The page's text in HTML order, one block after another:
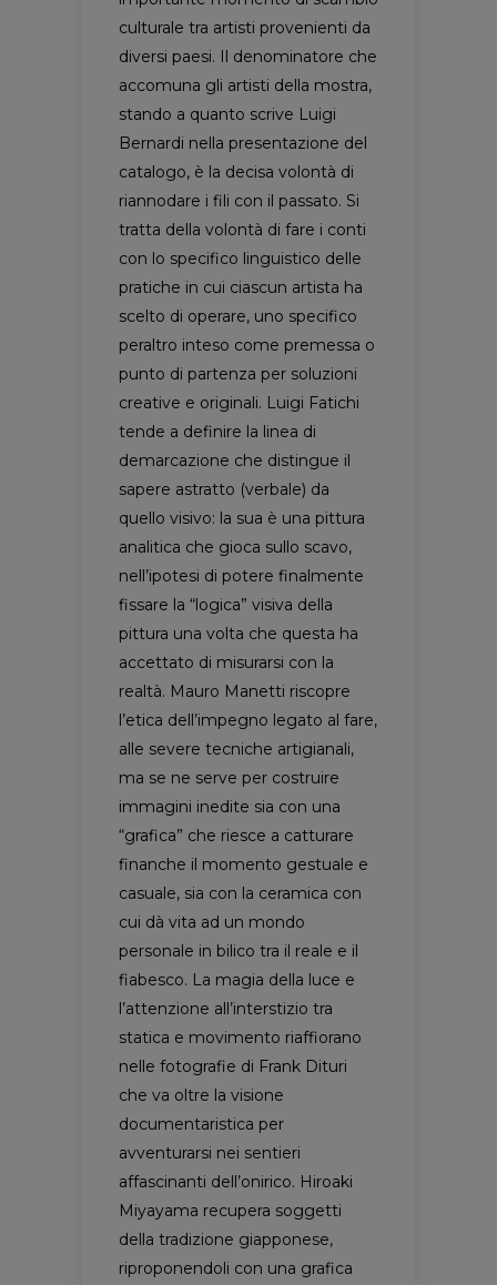
culturale tra artisti provenienti da
diversi paesi. Il denominatore che
accomuna gli artisti della mostra,
stando a quanto scrive Luigi
Bernardi nella presentazione del
catalogo, è la decisa volontà di
riannodare i fili con il passato. Si
tratta della volontà di fare i conti
con lo specifico linguistico delle
pratiche in cui ciascun artista ha
scelto di operare, uno specifico
peraltro inteso come premessa o
punto di partenza per soluzioni
creative e originali. Luigi Fatichi
tende a definire la linea di
demarcazione che distingue il
sapere astratto (verbale) da
quello visivo: la sua è una pittura
analitica che gioca sullo scavo,
nell’ipotesi di potere finalmente
fissare la “logica” visiva della
pittura una volta che questa ha
accettato di misurarsi con la
realtà. Mauro Manetti riscopre
l’etica dell’impegno legato al fare,
alle severe tecniche artigianali,
ma se ne serve per costruire
immagini inedite sia con una
“grafica” che riesce a catturare
finanche il momento gestuale e
casuale, sia con la ceramica con
cui dà vita ad un mondo
personale in bilico tra il reale e il
fiabesco. La magia della luce e
l’attenzione all’interstizio tra
statica e movimento riaffiorano
nelle fotografie di Frank Dituri
che va oltre la visione
documentaristica per
avventurarsi nei sentieri
affascinanti dell’onirico. Hiroaki
Miyayama recupera soggetti
della tradizione giapponese,
riproponendoli con una grafica